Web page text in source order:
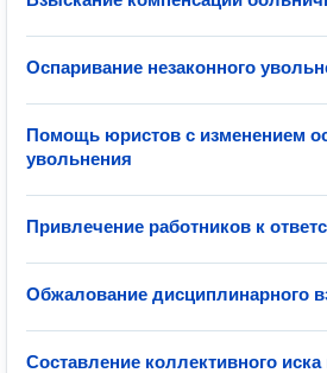
Оспаривание незаконного
Помощь юристов с изменением
увольнения
Привлечение работников к
Обжалование дисциплинарного
Составление коллективного иска